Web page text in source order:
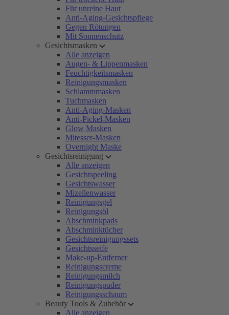
Für unreine Haut
Anti-Aging-Gesichtspflege
Gegen Rötungen
Mit Sonnenschutz
Gesichtsmasken
Alle anzeigen
Augen- & Lippenmasken
Feuchtigkeitsmasken
Reinigungsmasken
Schlammmasken
Tuchmasken
Anti-Aging-Masken
Anti-Pickel-Masken
Glow Masken
Mitesser-Masken
Overnight Maske
Gesichtsreinigung
Alle anzeigen
Gesichtspeeling
Gesichtswasser
Mizellenwasser
Reinigungsgel
Reinigungsöl
Abschminkpads
Abschminktücher
Gesichtsreinigungssets
Gesichtsseife
Make-up-Entferner
Reinigungscreme
Reinigungsmilch
Reinigungspuder
Reinigungsschaum
Beauty Tools & Zubehör
Alle anzeigen